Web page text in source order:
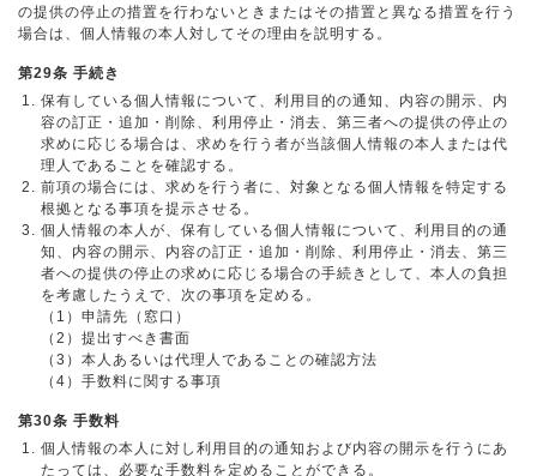
の提供の停止の措置を行わないときまたはその措置と異なる措置を行う
場合は、個人情報の本人対してその理由を説明する。
第29条 手続き
保有している個人情報について、利用目的の通知、内容の開示、内
容の訂正・追加・削除、利用停止・消去、第三者への提供の停止の
求めに応じる場合は、求めを行う者が当該個人情報の本人または代
理人であることを確認する。
前項の場合には、求めを行う者に、対象となる個人情報を特定する
根拠となる事項を提示させる。
個人情報の本人が、保有している個人情報について、利用目的の通
知、内容の開示、内容の訂正・追加・削除、利用停止・消去、第三
者への提供の停止の求めに応じる場合の手続きとして、本人の負担
を考慮したうえで、次の事項を定める。
（1）申請先（窓口）
（2）提出すべき書面
（3）本人あるいは代理人であることの確認方法
（4）手数料に関する事項
第30条 手数料
個人情報の本人に対し利用目的の通知および内容の開示を行うにあ
たっては、必要な手数料を定めることができる。